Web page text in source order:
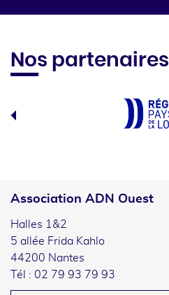
Nos partenaires
Association ADN Ouest
Halles 1&2
5 allée Frida Kahlo
44200 Nantes
Tél : 02 79 93 79 93